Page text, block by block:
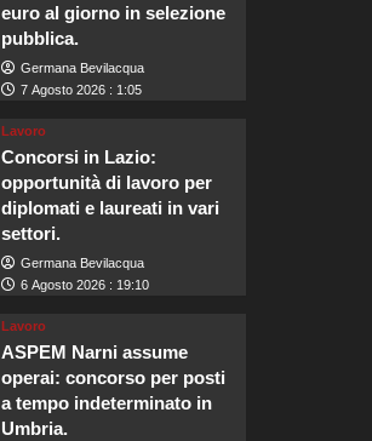
euro al giorno in selezione
pubblica.
Germana Bevilacqua
7 Agosto 2026 : 1:05
Lavoro
Concorsi in Lazio:
opportunità di lavoro per
diplomati e laureati in vari
settori.
Germana Bevilacqua
6 Agosto 2026 : 19:10
Lavoro
ASPEM Narni assume
operai: concorso per posti
a tempo indeterminato in
Umbria.